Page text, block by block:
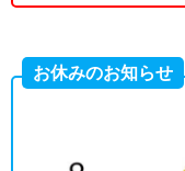
お休みのお知らせ